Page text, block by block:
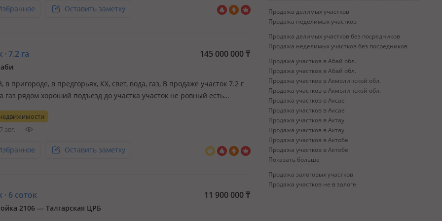
Оставить заметку
7.2 га 145 000 000₸
в пригороде, в предгорьях, КХ, свет, вода, газ, В продаже участок 7.2 г
газ рядом хороший подъезд до участка участок не ровный есть
хорошие места для зоны отдыха гленпинга ЭКО туризма итд
7 авг.
Оставить заметку
· 6 соток 11 900 000₸
2106 — Талгарская ЦРБ
Продажа делимых участков
Продажа неделимых участков
Продажа делимых участков без посредников
Продажа неделимых участков без посредников
Продажа участков в Абай обл.
Продажа участков в Абай обл.
Продажа участков в Акмолинской обл.
Продажа участков в Акмолинской обл.
Продажа участков в Аксае
Продажа участков в Аксае
Продажа участков в Актау
Продажа участков в Актау
Продажа участков в Актобе
Продажа участков в Актобе
Показать больше
Продажа залоговых участков
Продажа участков не в залоге